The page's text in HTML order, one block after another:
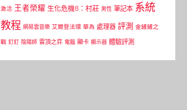
激活 王者榮耀 生化危機8：村莊 男性 筆記本 系統
教程 網易雲音樂 艾爾登法環 華為 處理器 評測 金鏟鏟之
戰 釘釘 陰陽師 雲頂之弈 電腦 顯卡 顯示器 體驗評測